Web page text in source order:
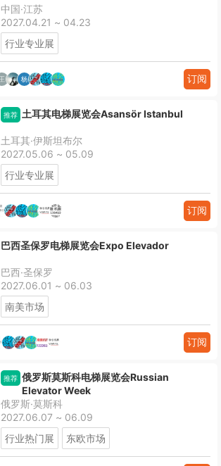
中国·江苏
2027.04.21 ~ 04.23
行业专业展
订阅
推荐 土耳其电梯展览会Asansör Istanbul
土耳其·伊斯坦布尔
2027.05.06 ~ 05.09
行业专业展
订阅
巴西圣保罗电梯展览会Expo Elevador
巴西·圣保罗
2027.06.01 ~ 06.03
南美市场
订阅
推荐 俄罗斯莫斯科电梯展览会Russian
Elevator Week
俄罗斯·莫斯科
2027.06.07 ~ 06.09
行业热门展
东欧市场